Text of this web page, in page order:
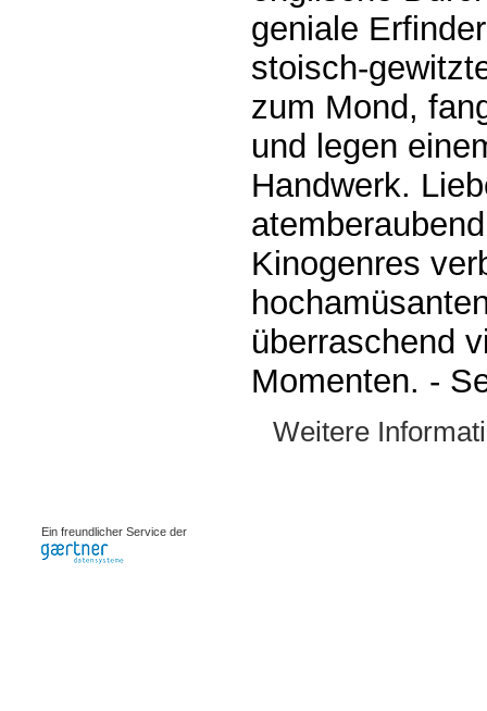
geniale
stoisch-
zum Mond,
und legen
Handwerk.
Kinogenres
überraschend
Momenten. -
Weitere
Ein freundlicher Service der